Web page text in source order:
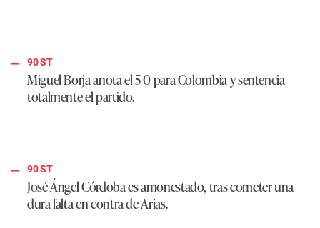
90 ST
Miguel Borja anota el 5-0 para Colombia y sentencia
totalmente el partido.
90 ST
José Ángel Córdoba es amonestado, tras cometer una
dura falta en contra de Arias.